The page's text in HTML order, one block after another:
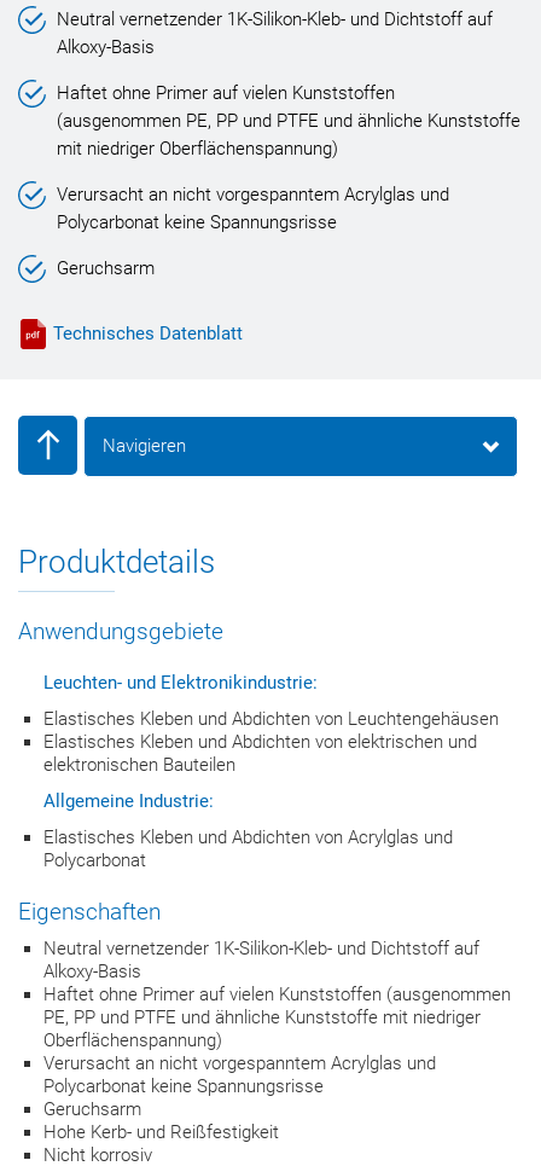
Neutral vernetzender 1K-Silikon-Kleb- und Dichtstoff auf
Alkoxy-Basis
Haftet ohne Primer auf vielen Kunststoffen
(ausgenommen PE, PP und PTFE und ähnliche Kunststoffe
mit niedriger Oberflächenspannung)
Verursacht an nicht vorgespanntem Acrylglas und
Polycarbonat keine Spannungsrisse
Geruchsarm
Technisches Datenblatt
Navigieren
Produktdetails
Anwendungsgebiete
Leuchten- und Elektronikindustrie:
Elastisches Kleben und Abdichten von Leuchtengehäusen
Elastisches Kleben und Abdichten von elektrischen und
elektronischen Bauteilen
Allgemeine Industrie:
Elastisches Kleben und Abdichten von Acrylglas und
Polycarbonat
Eigenschaften
Neutral vernetzender 1K-Silikon-Kleb- und Dichtstoff auf
Alkoxy-Basis
Haftet ohne Primer auf vielen Kunststoffen (ausgenommen
PE, PP und PTFE und ähnliche Kunststoffe mit niedriger
Oberflächenspannung)
Verursacht an nicht vorgespanntem Acrylglas und
Polycarbonat keine Spannungsrisse
Geruchsarm
Hohe Kerb- und Reißfestigkeit
Nicht korrosiv